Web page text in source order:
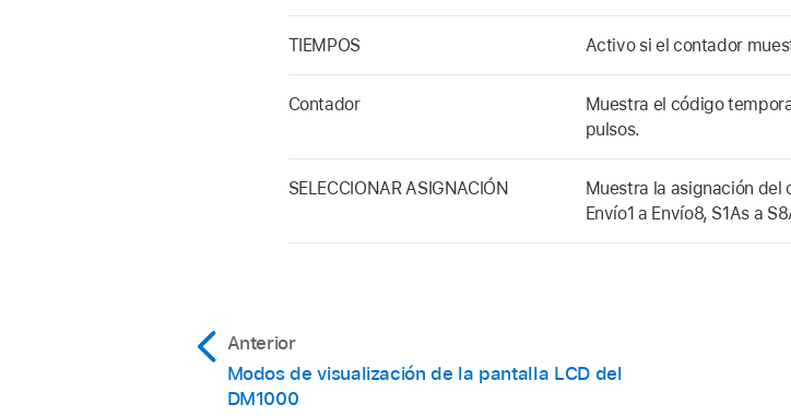
TIEMPOS Activo si el contador
Contador
Muestra el código
pulsos.
SELECCIONAR ASIGNACIÓN
Muestra la asignación
Envío1 a Envío8, S1As a
Anterior
Modos de visualización de la pantalla LCD del
DM1000